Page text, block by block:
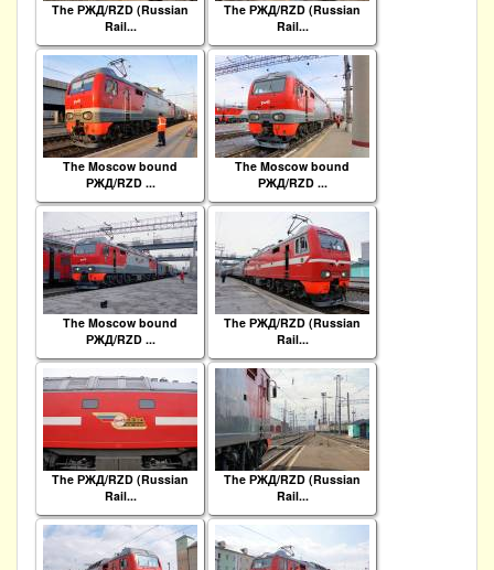
The РЖД/RZD (Russian
Rail...
The РЖД/RZD (Russian
Rail...
The Moscow bound
РЖД/RZD ...
The Moscow bound
РЖД/RZD ...
The Moscow bound
РЖД/RZD ...
The РЖД/RZD (Russian
Rail...
The РЖД/RZD (Russian
Rail...
The РЖД/RZD (Russian
Rail...